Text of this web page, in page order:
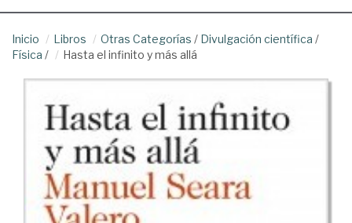
Inicio Libros Otras Categorías / Divulgación científica /
Física / Hasta el infinito y más allá